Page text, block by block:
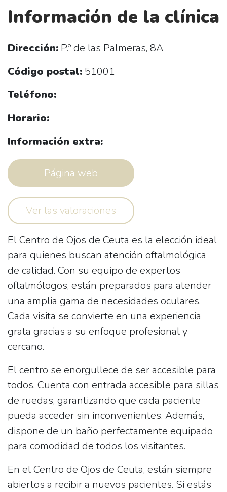
Información de la clínica
Dirección: P.º de las Palmeras, 8A
Código postal: 51001
Teléfono:
Horario:
Información extra:
Página web
Ver las valoraciones
ElCentro de Ojos de Ceuta es la elección ideal
para quienes buscan atención oftalmológica
de calidad. Con su equipo de expertos
oftalmólogos, están preparados para atender
una amplia gama de necesidades oculares.
Cada visita se convierte en una experiencia
grata gracias a su enfoque profesional y
cercano.
El centro se enorgullece de ser accesible para
todos. Cuenta con entrada accesible para sillas
de ruedas, garantizando que cada paciente
pueda acceder sin inconvenientes. Además,
dispone de un baño perfectamente equipado
para comodidad de todos los visitantes.
En elCentro de Ojos de Ceuta, están siempre
abiertos a recibir a nuevos pacientes. Si estás